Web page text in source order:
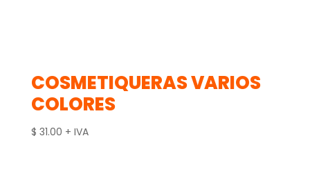
COSMETIQUERAS VARIOS
COLORES
$ 31.00 + IVA